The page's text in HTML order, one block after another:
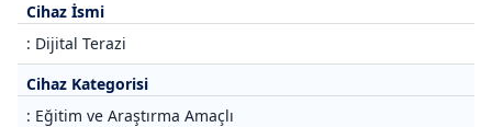
Cihaz İsmi
: Dijital Terazi
Cihaz Kategorisi
: Eğitim ve Araştırma Amaçlı